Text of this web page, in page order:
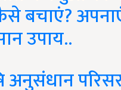
बचाएं?
उपाय..
अनुसंधान